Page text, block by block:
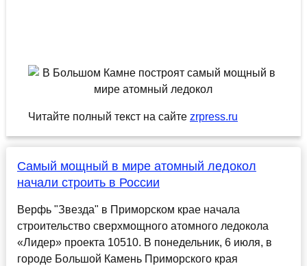
Читайте полный текст на сайте zrpress.ru
Самый мощный в мире атомный ледокол
начали строить в России
Верфь "Звезда" в Приморском крае начала
строительство сверхмощного атомного ледокола
«Лидер» проекта 10510. В понедельник, 6 июля, в
городе Большой Камень Приморского края